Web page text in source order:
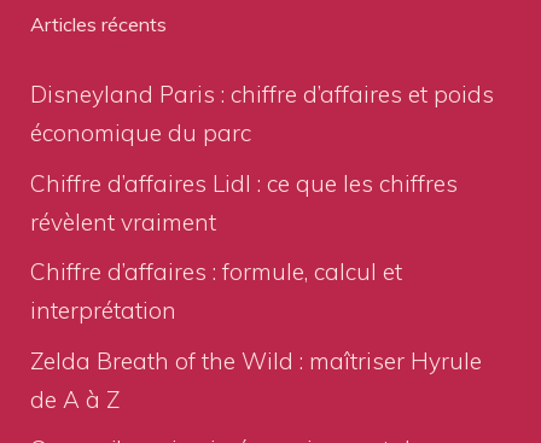
Articles récents
Disneyland Paris : chiffre d’affaires et poids
économique du parc
Chiffre d’affaires Lidl : ce que les chiffres
révèlent vraiment
Chiffre d’affaires : formule, calcul et
interprétation
Zelda Breath of the Wild : maîtriser Hyrule
de A à Z